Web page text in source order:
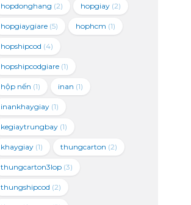
hopdonghang (2) hopgiay (2)
hopgiaygiare (5) hophcm (1)
hopshipcod (4)
hopshipcodgiare (1)
hộp nến (1) inan (1)
inankhaygiay (1)
kegiaytrungbay (1)
khaygiay (1) thungcarton (2)
thungcarton3lop (3)
thungshipcod (2)